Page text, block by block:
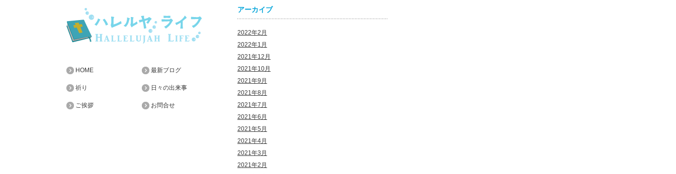
HOME 最新ブログ
祈り 日々の出来事
ご挨拶 お問合せ
アーカイブ
2022年2月
2022年1月
2021年12月
2021年10月
2021年9月
2021年8月
2021年7月
2021年6月
2021年5月
2021年4月
2021年3月
2021年2月